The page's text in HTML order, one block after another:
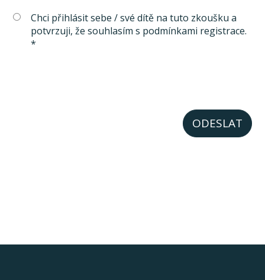
Chci přihlásit sebe / své dítě na tuto zkoušku a
potvrzuji, že souhlasím s podmínkami registrace.
*